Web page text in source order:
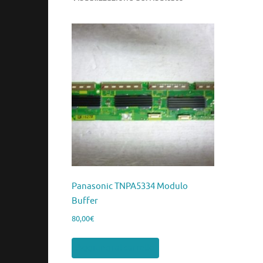
Panasonic TNPA5334 Modulo
Buffer
80,00€